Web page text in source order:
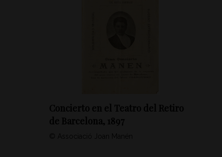
Concierto en el Teatro del Retiro
de Barcelona, 1897
© Associació Joan Manén